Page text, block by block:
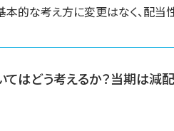
的な考え方に変更はなく、配当
はどう考えるか？当期は減